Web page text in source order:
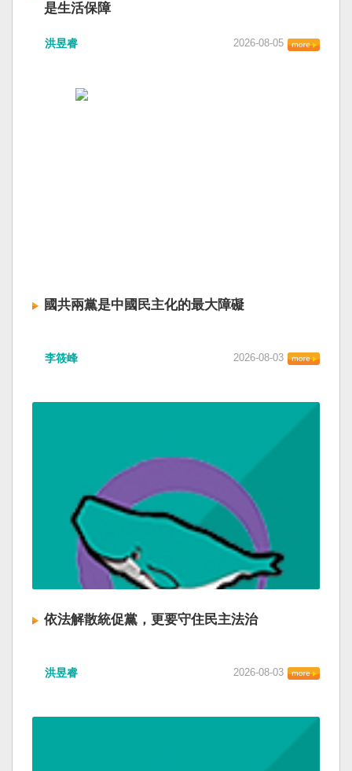
是生活保障
洪昱睿 2026-08-05
國共兩黨是中國民主化的最大障礙
李筱峰 2026-08-03
依法解散統促黨，更要守住民主法治
洪昱睿 2026-08-03